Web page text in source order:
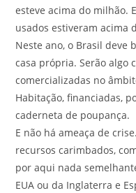
esteve acima do milhão.
usados estiveram acima
Neste ano, o Brasil deve
casa própria. Serão algo
comercializadas no
Habitação, financiadas,
caderneta de poupança.
E não há ameaça de
recursos carimbados,
por aqui nada
EUA ou da Inglaterra e